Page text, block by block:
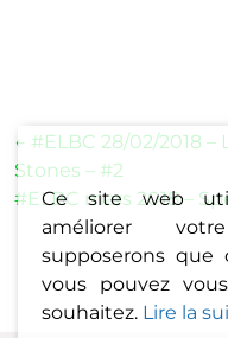
Navigation
de
l’article
← #ELBC 28/02/2018 –
Stones – #2
#ELBC mars 2018 –
Ce site web
améliorer
supposerons que
vous pouvez
souhaitez. Lire la